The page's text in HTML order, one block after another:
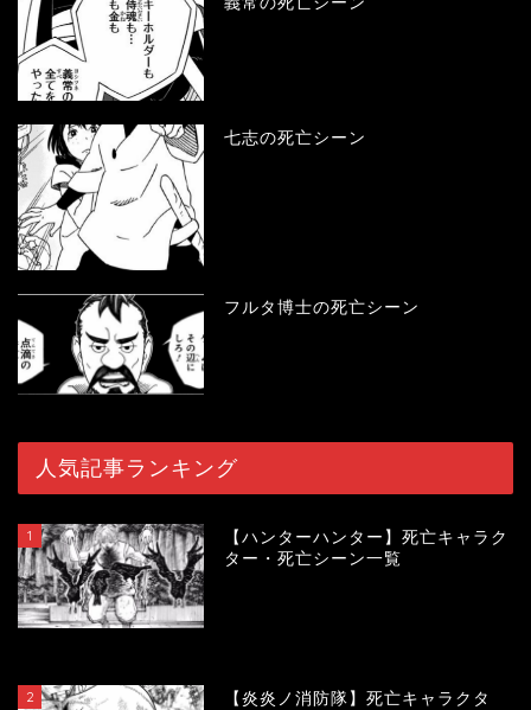
七志の死亡シーン
フルタ博士の死亡シーン
人気記事ランキング
1
【ハンターハンター】死亡キャラク
ター・死亡シーン一覧
2
【炎炎ノ消防隊】死亡キャラクタ